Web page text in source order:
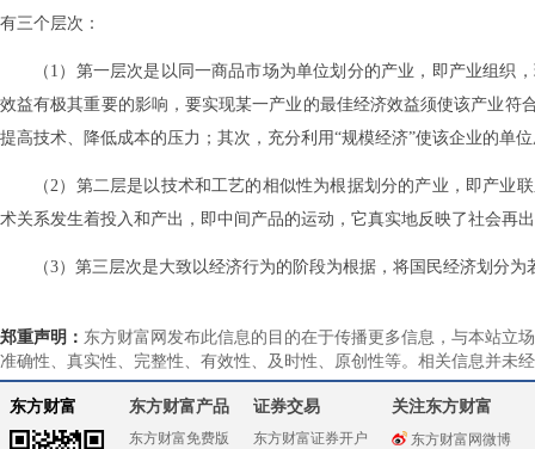
有三个层次：
（1）第一层次是以同一商品市场为单位划分的产业，即产业组
效益有极其重要的影响，要实现某一产业的最佳经济效益须使该产业
提高技术、降低成本的压力；其次，充分利用“规模经济”使该企业的单
（2）第二层是以技术和工艺的相似性为根据划分的产业，即产
术关系发生着投入和产出，即中间产品的运动，它真实地反映了社会再
（3）第三层次是大致以经济行为的阶段为根据，将国民经济划分
郑重声明： 东方财富网发布此信息的目的在于传播更多信息，与本站立
准确性、真实性、完整性、有效性、及时性、原创性等。相关信息并未
东方财富 东方财富产品
东方财富免费版
证券交易
东方财富证券开户
关注东方财富
东方财富网微博